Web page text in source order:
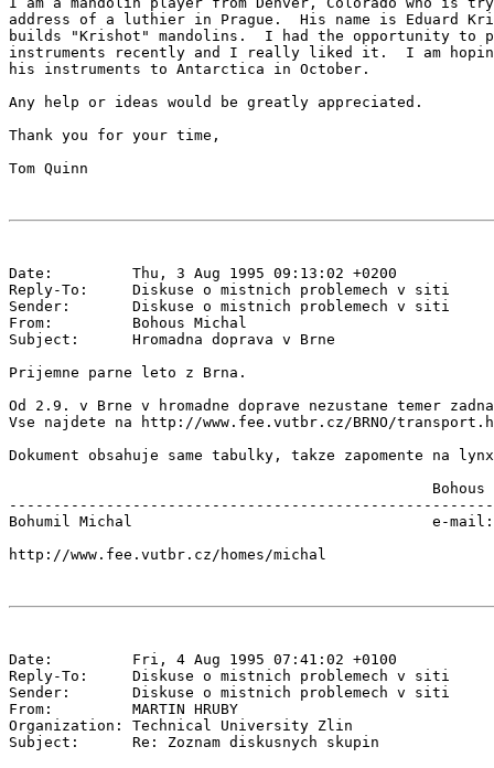
address of a luthier in Prague.  His name is Eduard
builds "Krishot" mandolins.  I had the opportunity to
instruments recently and I really liked it.  I am
his instruments to Antarctica in October.
Any help or ideas would be greatly appreciated.
Thank you for your time,
Date:         Thu, 3 Aug 1995 09:13:02 +0200
Reply-To:     Diskuse o mistnich problemech v siti
Sender:       Diskuse o mistnich problemech v siti
From:         Bohous Michal
Subject:      Hromadna doprava v Brne
Prijemne parne leto z Brna.
Od 2.9. v Brne v hromadne doprave nezustane temer
Vse najdete na http://www.fee.vutbr.cz/BRNO/
Dokument obsahuje same tabulky, takze zapomente na
                                                Bohous
Bohumil Michal                                  e-mail:
Date:         Fri, 4 Aug 1995 07:41:02 +0100
Reply-To:     Diskuse o mistnich problemech v siti
Sender:       Diskuse o mistnich problemech v siti
From:         MARTIN HRUBY
Organization: Technical University Zlin
Subject:      Re: Zoznam diskusnych skupin